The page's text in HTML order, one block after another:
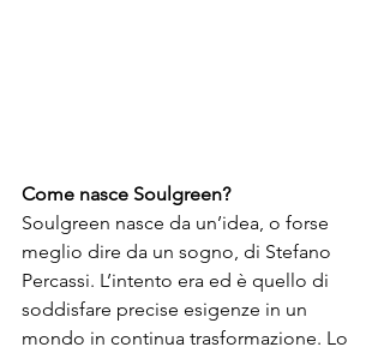
Come nasce Soulgreen?
Soulgreen nasce da un’idea, o forse
meglio dire da un sogno, di Stefano
Percassi. L’intento era ed è quello di
soddisfare precise esigenze in un
mondo in continua trasformazione. Lo